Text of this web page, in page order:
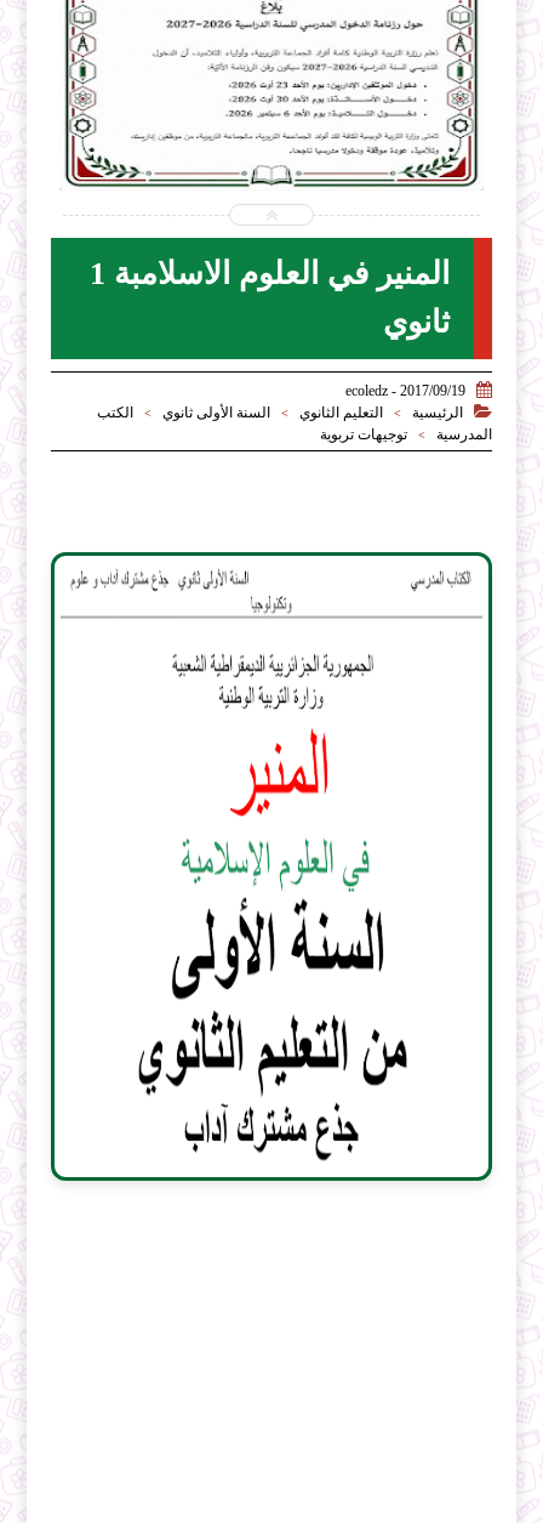
2026-07-31
ecoledz.net
المنير في العلوم الاسلامبة 1
ثانوي

2017/09/19 - ecoledz

الرئيسية > التعليم الثانوي > السنة الأولى ثانوي >
الكتب
المدرسية
> توجيهات تربوية